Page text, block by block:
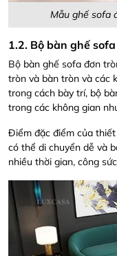
Mẫu ghế sofa
1.2. Bộ bàn ghế
Bộ bàn ghế sofa đơn
tròn và bàn tròn và các
trong cách bày trí, bộ
trong các không gian
Điểm đặc điểm của
có thể di chuyển dễ và
nhiều thời gian, công